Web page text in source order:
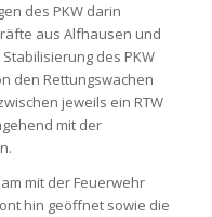
des PKW darin
aus Alfhausen und
des PKW
den Rettungswachen
jeweils ein RTW
mit der
mit der Feuerwehr
hin geöffnet sowie die